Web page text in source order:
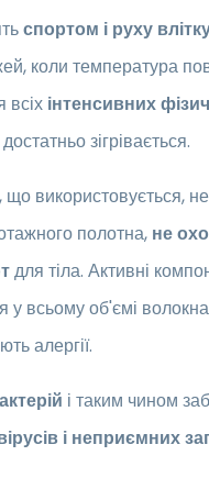
спортом і руху
коли температура
всіх інтенсивних
зігрівається.
використовується,
полотна, не
для тіла. Активні
у всьому об'ємі
алергії.
і таким чином
і неприємних